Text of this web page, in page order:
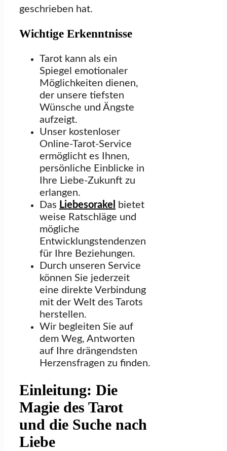
geschrieben hat.
Wichtige Erkenntnisse
Tarot kann als ein
Spiegel emotionaler
Möglichkeiten dienen,
der unsere tiefsten
Wünsche und Ängste
aufzeigt.
Unser kostenloser
Online-Tarot-Service
ermöglicht es Ihnen,
persönliche Einblicke in
Ihre Liebe-Zukunft zu
erlangen.
Das Liebesorakel
bietet
weise Ratschläge und
mögliche
Entwicklungstendenzen
für Ihre Beziehungen.
Durch unseren Service
können Sie jederzeit
eine direkte Verbindung
mit der Welt des Tarots
herstellen.
Wir begleiten Sie auf
dem Weg, Antworten
auf Ihre drängendsten
Herzensfragen zu finden.
Einleitung: Die
Magie des Tarot
und die Suche nach
Liebe